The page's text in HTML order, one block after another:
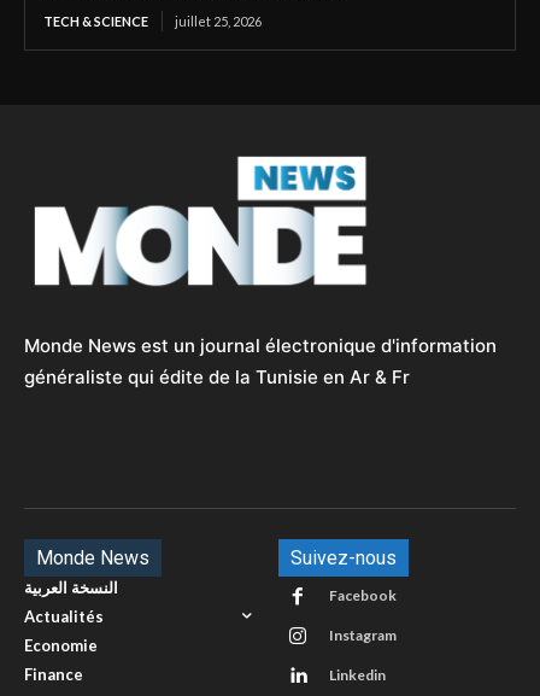
TECH & SCIENCE juillet 25, 2026
Monde News est un journal électronique d'information
généraliste qui édite de la Tunisie en Ar & Fr
Monde News
النسخة العربية
Actualités
Economie
Finance
Suivez-nous
Facebook
Instagram
Linkedin